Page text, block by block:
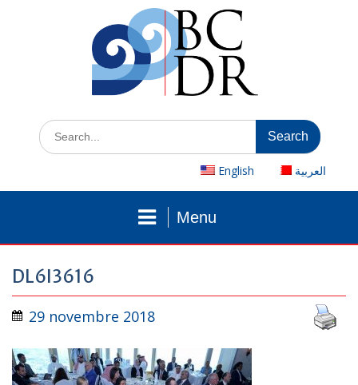
Search
for:
English
العربية
Menu
DL6I3616
29 novembre 2018